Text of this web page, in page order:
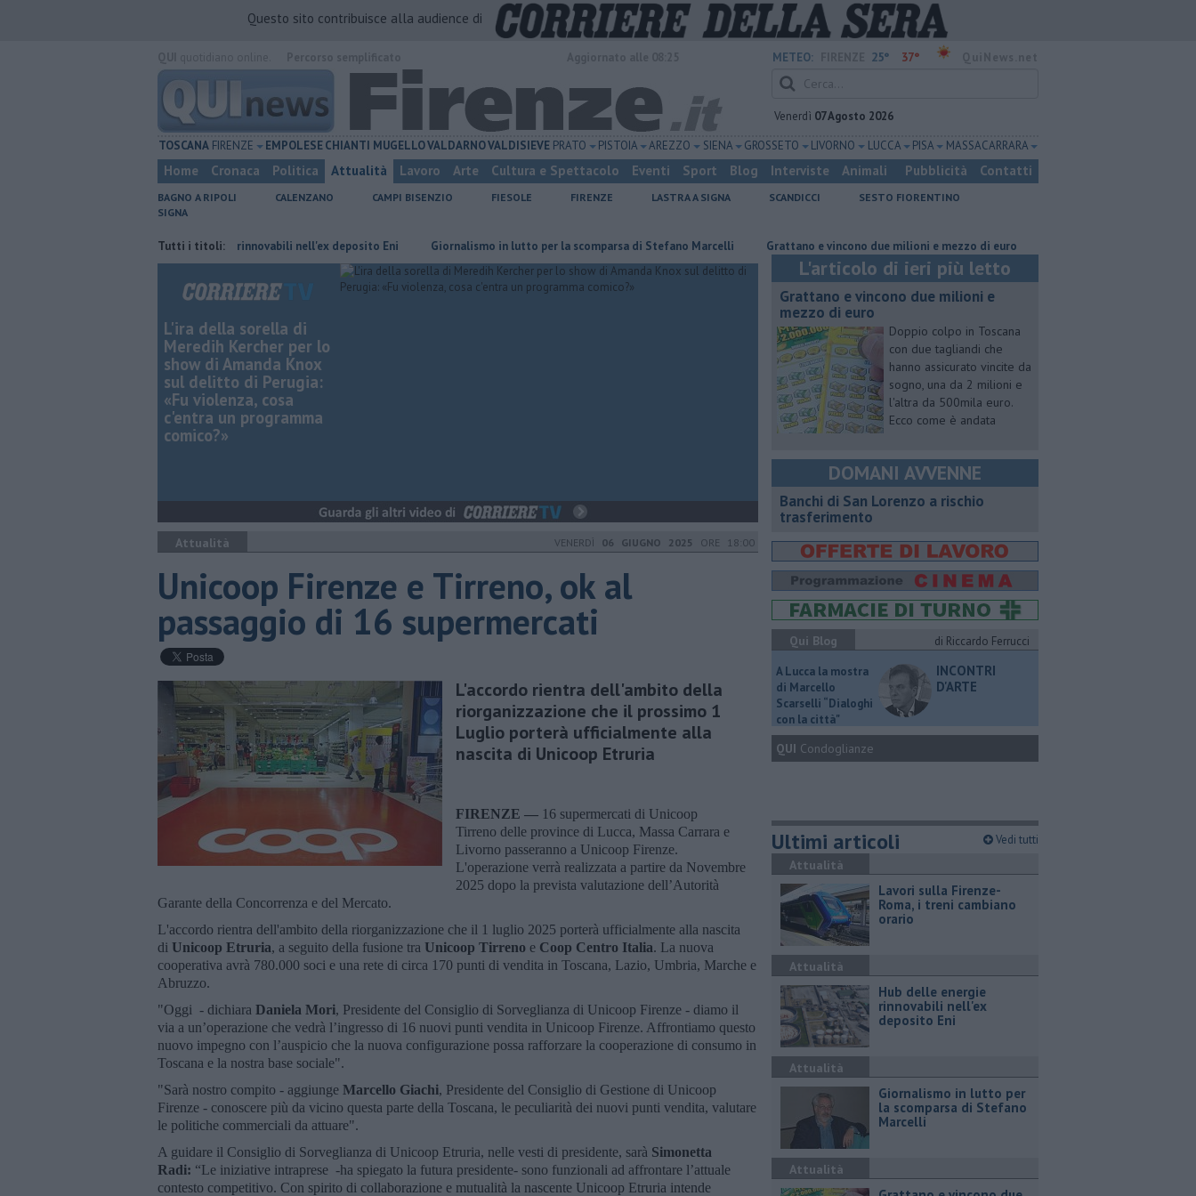
Questo sito contribuisce alla audience di
METEO: 25° 37°
Venerdì 07 Agosto 2026
TOSCANA FIRENZE EMPOLESECHIANTI MUGELLOVALDARNOVALDISIEVE PRATO PISTOIA AREZZO SIENA GROSSETO LIVORNO LUCCA PISA MASSA CARRARA
Home Cronaca Politica Attualità Lavoro Arte Cultura e Spettacolo Eventi Sport Blog Interviste Animali Pubblicità Contatti
BAGNO A RIPOLI CALENZANO CAMPI BISENZIO FIESOLE FIRENZE LASTRA A SIGNA SCANDICCI
SESTO FIORENTINO
SIGNA
Tutti i titoli:
Hub delle energie rinnovabili nell'ex deposito Eni Giornalismo in lutto per la scomparsa di Stefano Marcelli Grattano e vincono due milioni e mezzo di euro Lavori sulla Firenze-Roma, i treni
L'ira della sorella di
Meredih Kercher per lo
show di Amanda Knox
sul delitto di Perugia:
«Fu violenza, cosa
c'entra un programma
comico?»
Attualità VENERDÌ 06 GIUGNO 2025 ORE 18:00
Unicoop Firenze e Tirreno, ok al
passaggio di 16 supermercati
L'accordo rientra dell'ambito della
riorganizzazione che il prossimo 1
Luglio porterà ufficialmente alla
nascita di Unicoop Etruria
FIRENZE — 16 supermercati di Unicoop
Tirreno delle province di Lucca, Massa Carrara e
Livorno passeranno a Unicoop Firenze.
L'operazione verrà realizzata a partire da Novembre
2025 dopo la prevista valutazione dell’Autorità
Garante della Concorrenza e del Mercato.
L'accordo rientra dell'ambito della riorganizzazione che il 1 luglio 2025 porterà ufficialmente alla nascita
di Unicoop Etruria, a seguito della fusione tra Unicoop Tirreno e Coop Centro Italia. La nuova
cooperativa avrà 780.000 soci e una rete di circa 170 punti di vendita in Toscana, Lazio, Umbria, Marche e
Abruzzo.
"Oggi - dichiara Daniela Mori, Presidente del Consiglio di Sorveglianza di Unicoop Firenze - diamo il
via a un’operazione che vedrà l’ingresso di 16 nuovi punti vendita in Unicoop Firenze. Affrontiamo questo
nuovo impegno con l’auspicio che la nuova configurazione possa rafforzare la cooperazione di consumo in
Toscana e la nostra base sociale".
"Sarà nostro compito - aggiunge Marcello Giachi, Presidente del Consiglio di Gestione di Unicoop
Firenze - conoscere più da vicino questa parte della Toscana, le peculiarità dei nuovi punti vendita, valutare
le politiche commerciali da attuare".
A guidare il Consiglio di Sorveglianza di Unicoop Etruria, nelle vesti di presidente, sarà Simonetta
Radi: “Le iniziative intraprese -ha spiegato la futura presidente- sono funzionali ad affrontare l’attuale
contesto competitivo. Con spirito di collaborazione e mutualità la nascente Unicoop Etruria intende
L'articolo di ieri più letto
Grattano e vincono due milioni e
mezzo di euro
Doppio colpo in Toscana
con due tagliandi che
hanno assicurato vincite da
sogno, una da 2 milioni e
l'altra da 500mila euro.
Ecco come è andata
DOMANI AVVENNE
Banchi di San Lorenzo a rischio
trasferimento
Qui Blog
di Riccardo Ferrucci
A Lucca la mostra
di Marcello
Scarselli “Dialoghi
con la città"
INCONTRI
D'ARTE
QUI Condoglianze
Ultimi articoli Vedi tutti
Attualità
Lavori sulla Firenze-
Roma, i treni cambiano
orario
Attualità
Hub delle energie
rinnovabili nell'ex
deposito Eni
Attualità
Giornalismo in lutto per
la scomparsa di Stefano
Marcelli
Attualità